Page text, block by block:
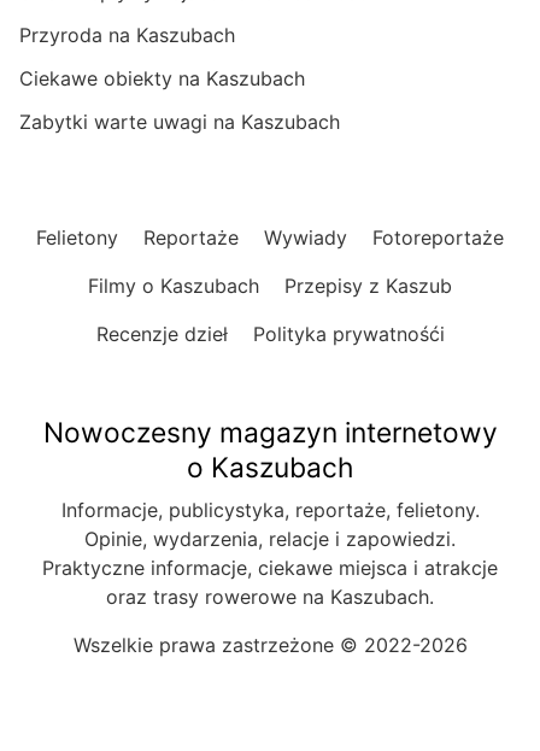
Przyroda na Kaszubach
Ciekawe obiekty na Kaszubach
Zabytki warte uwagi na Kaszubach
Felietony Reportaże Wywiady
Fotoreportaże
Filmy o Kaszubach
Przepisy z Kaszub
Recenzje dzieł
Polityka prywatnośći
Nowoczesny magazyn internetowy
o Kaszubach
Informacje, publicystyka, reportaże, felietony.
Opinie, wydarzenia, relacje i zapowiedzi.
Praktyczne informacje, ciekawe miejsca i atrakcje
oraz trasy rowerowe na Kaszubach.
Wszelkie prawa zastrzeżone © 2022-2026